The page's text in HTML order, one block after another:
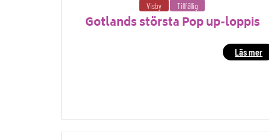
Visby Tillfällig
Gotlands största Pop up-loppis
Läs mer